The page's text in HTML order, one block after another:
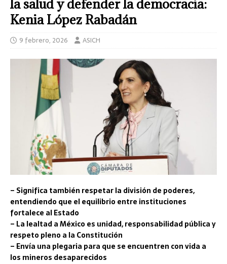
la salud y defender la democracia:
Kenia López Rabadán
9 febrero, 2026 ASICH
– Significa también respetar la división de poderes,
entendiendo que el equilibrio entre instituciones
fortalece al Estado
– La lealtad a México es unidad, responsabilidad pública y
respeto pleno a la Constitución
– Envía una plegaria para que se encuentren con vida a
los mineros desaparecidos